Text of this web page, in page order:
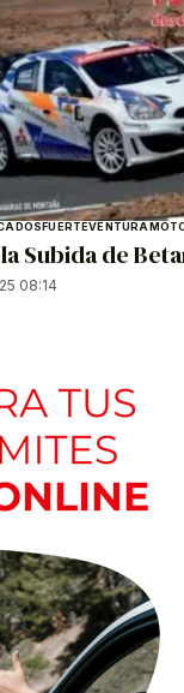
FUERTEVENTURA
Subida de
08:14